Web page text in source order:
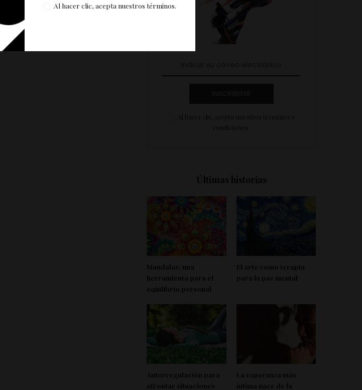
Al hacer clic, acepta nuestros términos.
Al hacer clic, acepta nuestros términos y
condiciones.
Últimas historias
Mandalas: una
herramienta para el
equilibrio personal
El arte como terapia
para la paz mental
Autorregulación para
afrontar situaciones
La esperanza más
íntima nace de la